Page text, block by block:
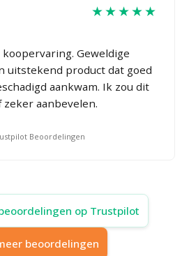
★★★★★
koopervaring. Geweldige
uitstekend product dat goed
aankwam. Ik zou dit
zeker aanbevelen.
Beoordelingen
op Trustpilot
beoordelingen